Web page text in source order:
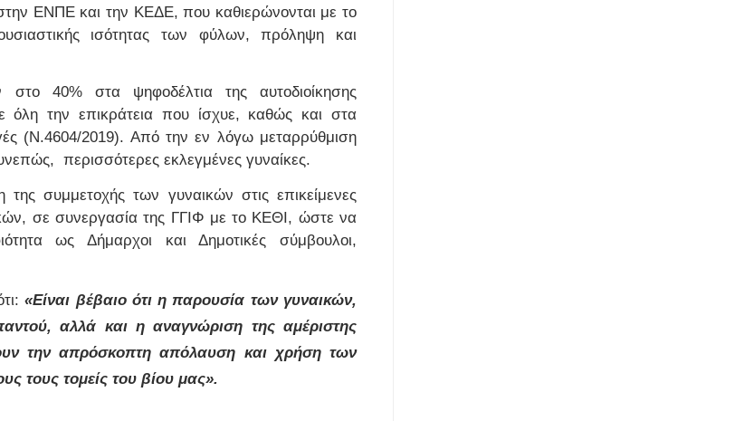
ΕΝΠΕ και την ΚΕΔΕ, που καθιερώνονται με το
ισότητας των φύλων, πρόληψη και
40% στα ψηφοδέλτια της αυτοδιοίκησης
όλη την επικράτεια που ίσχυε, καθώς και στα
(Ν.4604/2019). Από την εν λόγω μεταρρύθμιση
περισσότερες εκλεγμένες γυναίκες.
συμμετοχής των γυναικών στις επικείμενες
σε συνεργασία της ΓΓΙΦ με το ΚΕΘΙ, ώστε να
ως Δήμαρχοι και Δημοτικές σύμβουλοι,
«Είναι βέβαιο ότι η παρουσία των γυναικών,
αλλά και η αναγνώριση της αμέριστης
την απρόσκοπτη απόλαυση και χρήση των
τους τομείς του βίου μας».